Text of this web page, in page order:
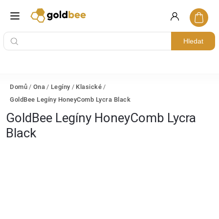
Hledat
Domů / Ona / Legíny / Klasické /
GoldBee Legíny HoneyComb Lycra Black
GoldBee Legíny HoneyComb Lycra
Black